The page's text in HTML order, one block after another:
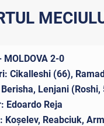
2-0
Cikalleshi (66),
Lenjani
Edoardo Reja
Koşelev, Reabciuk,